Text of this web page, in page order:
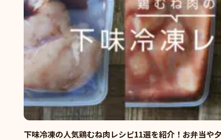
下味冷凍の人気鶏むね肉レシピ11選を紹介！お弁当や